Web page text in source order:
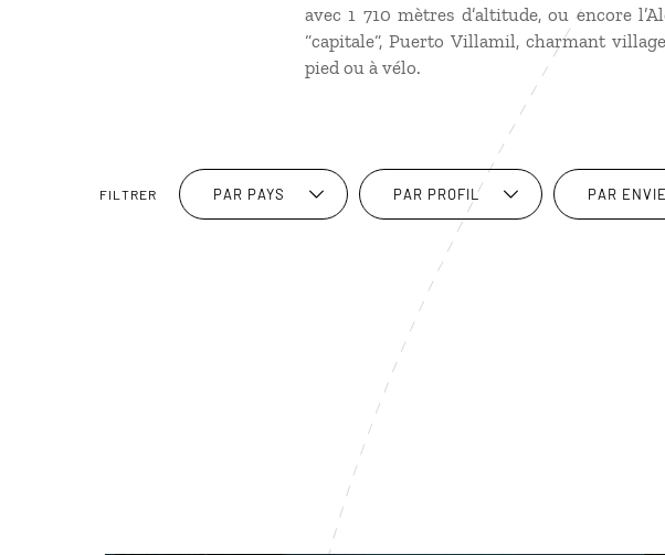
avec 1 710 mètres d’altitude, ou encore
“capitale“, Puerto Villamil, charmant
pied ou à vélo.
FILTRER PAR PAYS PAR PROFIL PAR ENVIE